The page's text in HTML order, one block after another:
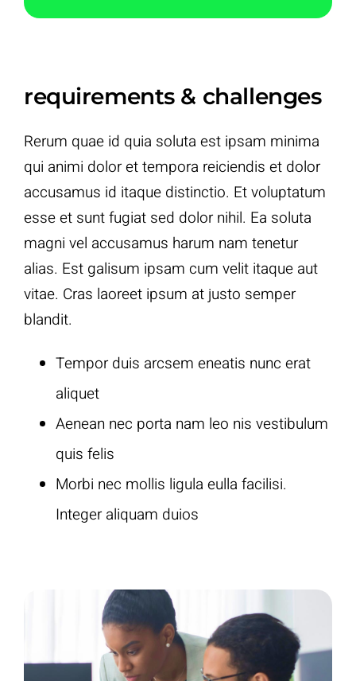
requirements & challenges
Rerum quae id quia soluta est ipsam minima
qui animi dolor et tempora reiciendis et dolor
accusamus id itaque distinctio. Et voluptatum
esse et sunt fugiat sed dolor nihil. Ea soluta
magni vel accusamus harum nam tenetur
alias. Est galisum ipsam cum velit itaque aut
vitae. Cras laoreet ipsum at justo semper
blandit.
Tempor duis arcsem eneatis nunc erat
aliquet
Aenean nec porta nam leo nis vestibulum
quis felis
Morbi nec mollis ligula eulla facilisi.
Integer aliquam duios